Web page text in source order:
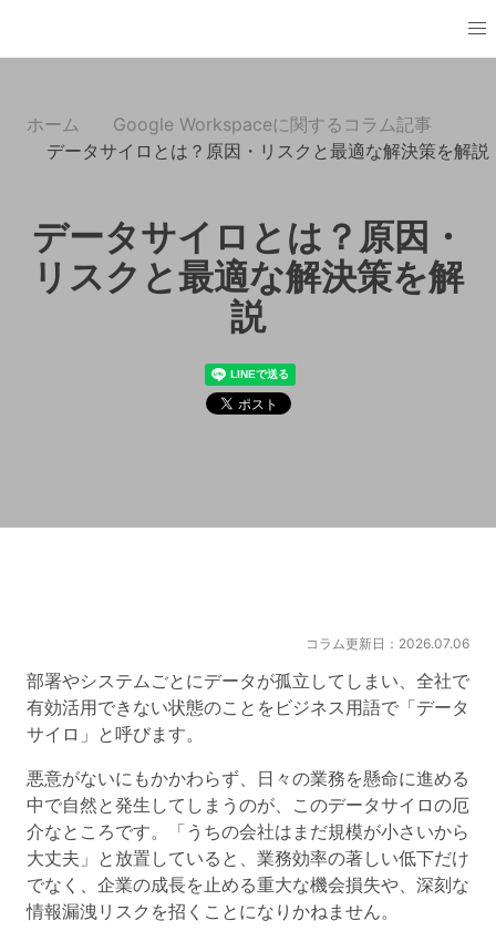
ホーム
Google Workspaceに関するコラム記事
データサイロとは？原因・リスクと最適な解決策を解説
データサイロとは？原因・
リスクと最適な解決策を解
説
コラム更新日：2026.07.06
部署やシステムごとにデータが孤立してしまい、全社で
有効活用できない状態のことをビジネス用語で「データ
サイロ」と呼びます。
悪意がないにもかかわらず、日々の業務を懸命に進める
中で自然と発生してしまうのが、このデータサイロの厄
介なところです。「うちの会社はまだ規模が小さいから
大丈夫」と放置していると、業務効率の著しい低下だけ
でなく、企業の成長を止める重大な機会損失や、深刻な
情報漏洩リスクを招くことになりかねません。